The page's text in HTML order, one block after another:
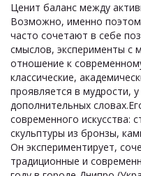
Ценит баланс между
Возможно, именно
часто сочетают в себе
смыслов, эксперименты с
отношение к
классические,
проявляется в мудрости,
дополнительных
современного искусства:
скульптуры из бронзы,
Он экспериментирует,
традиционные и